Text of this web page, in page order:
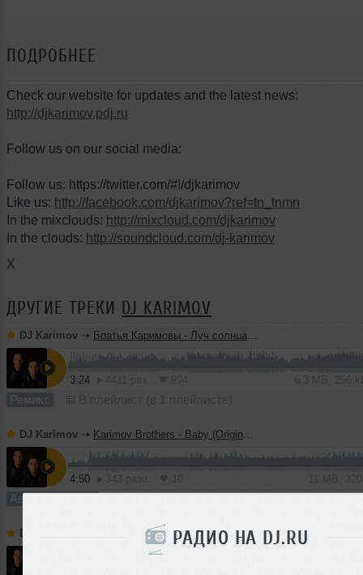
РАДИО НА DJ.RU
ПОДРОБНЕЕ
Check our website for updates and the latest news:
http://djkarimov.pdj.ru
Follow us on our social media:
Follow us: https://twitter.com/#!/djkarimov
Like us: http://facebook.com/djkarimov?ref=tn_tnmn
In the mixclouds: http://mixcloud.com/djkarimov
In the clouds: http://soundcloud.com/dj-karimov
X
ДРУГИЕ ТРЕКИ DJ KARIMOV
DJ Karimov ➝ Братья Каримовы - Луч солнца золотого (Original Mix)
3:24
Ремикс
DJ Karimov ➝ Karimov Brothers - Baby (Original Mix)
4:50
Авторский трек
DJ Karimov Karimov Brothers - He will rise (Original Mix)